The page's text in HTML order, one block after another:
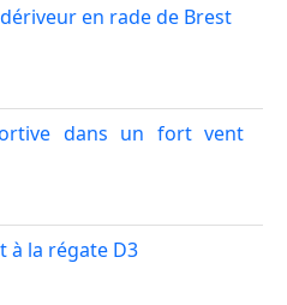
en rade de Brest
dans un fort vent
à la régate D3